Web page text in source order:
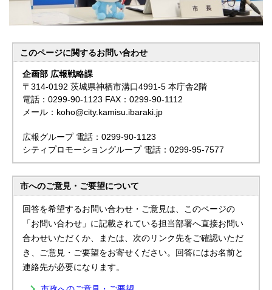
このページに関するお問い合わせ
企画部 広報戦略課
〒314-0192 茨城県神栖市溝口4991-5 本庁舎2階
電話：0299-90-1123 FAX：0299-90-1112
メール：koho@city.kamisu.ibaraki.jp
広報グループ 電話：0299-90-1123
シティプロモーショングループ 電話：0299-95-7577
市へのご意見・ご要望について
回答を希望するお問い合わせ・ご意見は、このページの
「お問い合わせ」に記載されている担当部署へ直接お問い
合わせいただくか、または、次のリンク先をご確認いただ
き、ご意見・ご要望をお寄せください。回答にはお名前と
連絡先が必要になります。